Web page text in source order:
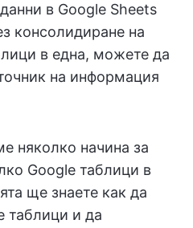
в Google Sheets
консолидиране на
в една, можете да
на информация
няколко начина за
Google таблици в
ще знаете как да
таблици и да